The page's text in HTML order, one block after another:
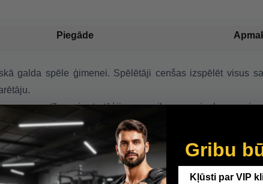
Piegāde
galda spēle ģimenei. Spēlētāji cenšas izspēlēt visus
un patīkamais stratēģijas un veiksmes sajaukums
Gribu
Kļūsti par VIP